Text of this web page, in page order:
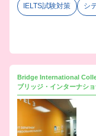
IELTS試験対策 シ
Bridge International
ブリッジ・インターナシ